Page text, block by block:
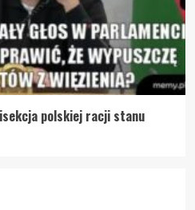
polskiej racji stanu